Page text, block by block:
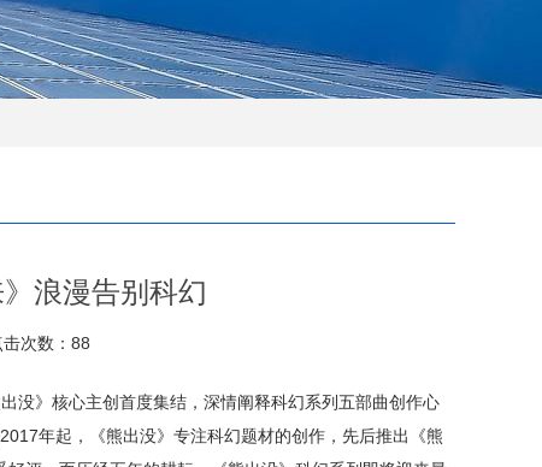
浪漫告别科幻
击次数：88
》核心主创首度集结，深情阐释科幻系列五部曲创作心
年起，《熊出没》专注科幻题材的创作，先后推出《熊